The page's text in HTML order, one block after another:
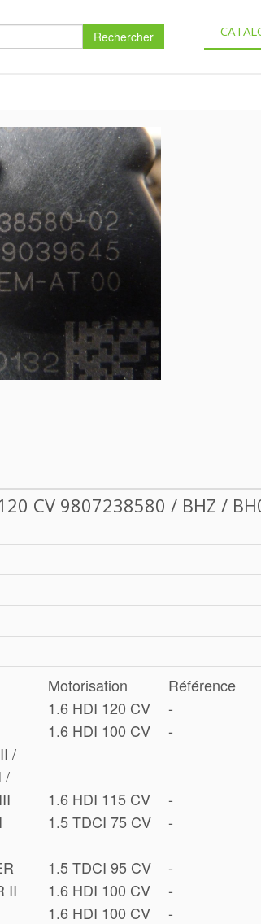
Rechercher
CV 9807238580 / BHZ /
Motorisation
Référence
1.6 HDI 120 CV
-
1.6 HDI 100 CV -
/
/
1.6 HDI 115 CV
-
1.5 TDCI 75 CV -
1.5 TDCI 95 CV
-
II 1.6 HDI 100 CV
-
1.6 HDI 100 CV
-